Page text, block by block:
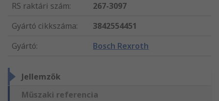
RS raktári szám:
267-3097
Gyártó cikkszáma:
3842554451
Gyártó: Bosch Rexroth
Jellemzők
Műszaki referencia